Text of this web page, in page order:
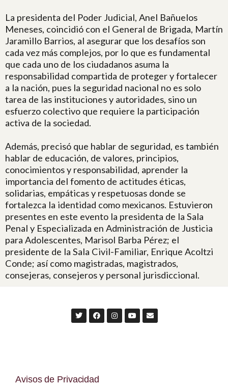
La presidenta del Poder Judicial, Anel Bañuelos
Meneses, coincidió con el General de Brigada, Martín
Jaramillo Barrios, al asegurar que los desafíos son
cada vez más complejos, por lo que es fundamental
que cada uno de los ciudadanos asuma la
responsabilidad compartida de proteger y fortalecer
a la nación, pues la seguridad nacional no es solo
tarea de las instituciones y autoridades, sino un
esfuerzo colectivo que requiere la participación
activa de la sociedad.
Además, precisó que hablar de seguridad, es también
hablar de educación, de valores, principios,
conocimientos y responsabilidad, aprender la
importancia del fomento de actitudes éticas,
solidarias, empáticas y respetuosas donde se
fortalezca la identidad como mexicanos. Estuvieron
presentes en este evento la presidenta de la Sala
Penal y Especializada en Administración de Justicia
para Adolescentes, Marisol Barba Pérez; el
presidente de la Sala Civil-Familiar, Enrique Acoltzi
Conde; así como magistradas, magistrados,
consejeras, consejeros y personal jurisdiccional.
Avisos de Privacidad